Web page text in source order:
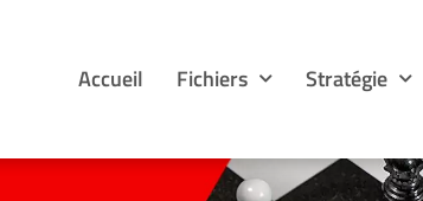
Accueil Fichiers Stratégie